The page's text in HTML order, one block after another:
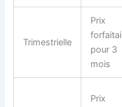
Trimestrielle
Prix
pour 3
mois
Prix